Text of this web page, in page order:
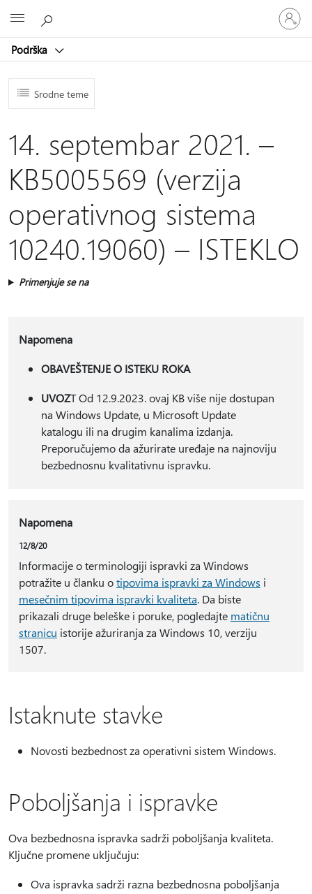
Podrška
Prijavite
se
na
Srodne teme
14. septembar 2021. –
KB5005569 (verzija
operativnog sistema
10240.19060) – ISTEKLO
Primenjuje se na
Napomena
OBAVEŠTENJE O ISTEKU ROKA
UVOZT Od 12.9.2023. ovaj KB više nije dostupan
na Windows Update, u Microsoft Update
katalogu ili na drugim kanalima izdanja.
Preporučujemo da ažurirate uređaje na najnoviju
bezbednosnu kvalitativnu ispravku.
Napomena
12/8/20
Informacije o terminologiji ispravki za Windows
potražite u članku otipovima ispravki za Windows i
mesečnim tipovima ispravki kvaliteta. Da biste
prikazali druge beleške i poruke, pogledajte matičnu
stranicu istorije ažuriranja za Windows 10, verziju
1507.
Istaknute stavke
Novosti bezbednost za operativni sistem Windows.
Poboljšanja i ispravke
Ova bezbednosna ispravka sadrži poboljšanja kvaliteta.
Ključne promene uključuju:
Ova ispravka sadrži razna bezbednosna poboljšanja